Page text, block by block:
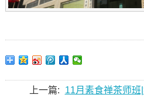
上一篇:
11月素食禅茶师班